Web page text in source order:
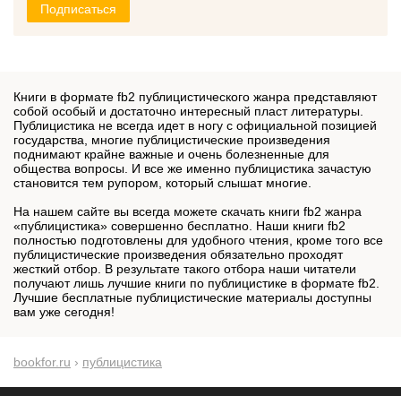
Подписаться
Книги в формате fb2 публицистического жанра представляют
собой особый и достаточно интересный пласт литературы.
Публицистика не всегда идет в ногу с официальной позицией
государства, многие публицистические произведения
поднимают крайне важные и очень болезненные для
общества вопросы. И все же именно публицистика зачастую
становится тем рупором, который слышат многие.
На нашем сайте вы всегда можете скачать книги fb2 жанра
«публицистика» совершенно бесплатно. Наши книги fb2
полностью подготовлены для удобного чтения, кроме того все
публицистические произведения обязательно проходят
жесткий отбор. В результате такого отбора наши читатели
получают лишь лучшие книги по публицистике в формате fb2.
Лучшие бесплатные публицистические материалы доступны
вам уже сегодня!
bookfor.ru › публицистика